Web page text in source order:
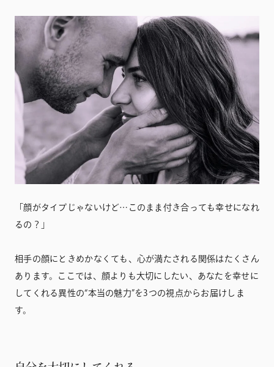
「顔がタイプじゃないけど…このまま付き合っても幸せになれ
るの？」
相手の顔にときめかなくても、心が満たされる関係はたくさん
あります。ここでは、顔よりも大切にしたい、あなたを幸せに
してくれる異性の“本当の魅力”を3つの視点からお届けしま
す。